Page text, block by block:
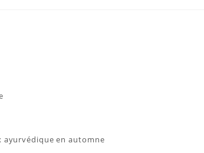
ayurvédique en automne